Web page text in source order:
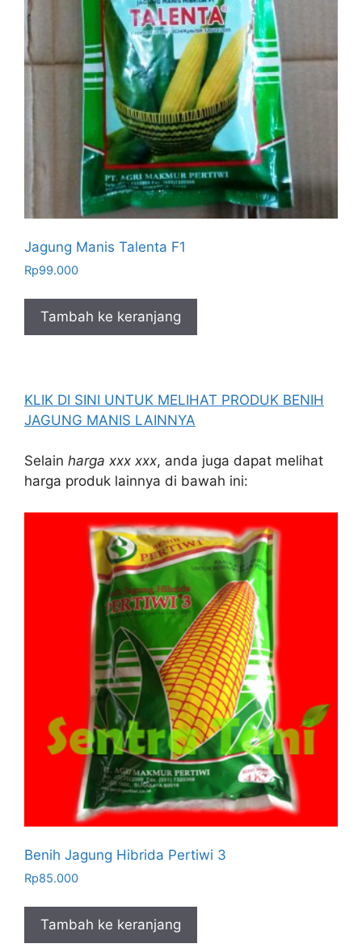
Jagung Manis Talenta F1
Rp99.000
Tambah ke keranjang
KLIK DI SINI UNTUK MELIHAT PRODUK BENIH
JAGUNG MANIS LAINNYA
Selain harga xxx xxx, anda juga dapat melihat
harga produk lainnya di bawah ini:
Benih Jagung Hibrida Pertiwi 3
Rp85.000
Tambah ke keranjang